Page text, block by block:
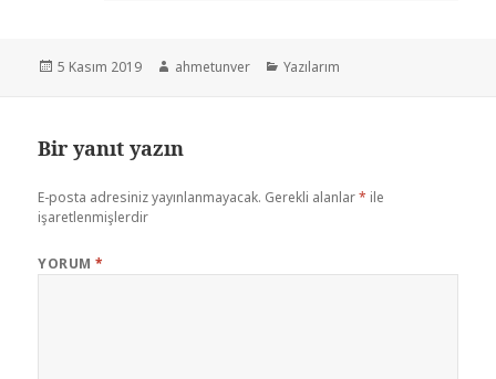
5 Kasım 2019 ahmetunver Yazılarım
Bir yanıt yazın
E-posta adresiniz yayınlanmayacak. Gerekli alanlar* ile
işaretlenmişlerdir
YORUM*